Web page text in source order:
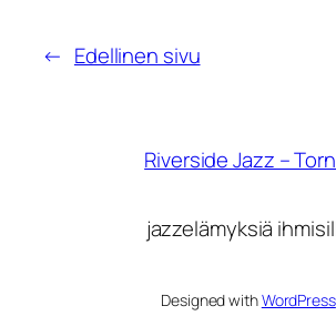
← Edellinen sivu
Riverside Jazz –
jazzelämyksiä
Designed withWordPress